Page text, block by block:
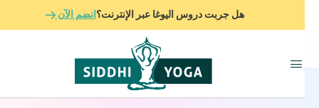
هل جربت دروس اليوغا عبر الإنترنت؟انضم الآن